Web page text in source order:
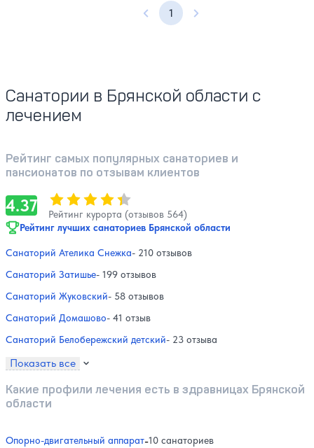
Предыдущая страница
1 Следующая страница
Санатории в Брянской области с
лечением
Рейтинг самых популярных санаториев и
пансионатов по отзывам клиентов
4.37 Оценка, количество звезд:
Рейтинг курорта (отзывов 564)
Рейтинг лучших санаториев Брянской области
Санаторий Ателика Снежка- 210 отзывов
Санаторий Затишье- 199 отзывов
Санаторий Жуковский- 58 отзывов
Санаторий Домашово- 41 отзыв
Санаторий Белобережский детский- 23 отзыва
Показать все
Какие профили лечения есть в здравницах Брянской
области
Опорно-двигательный аппарат-10 санаториев